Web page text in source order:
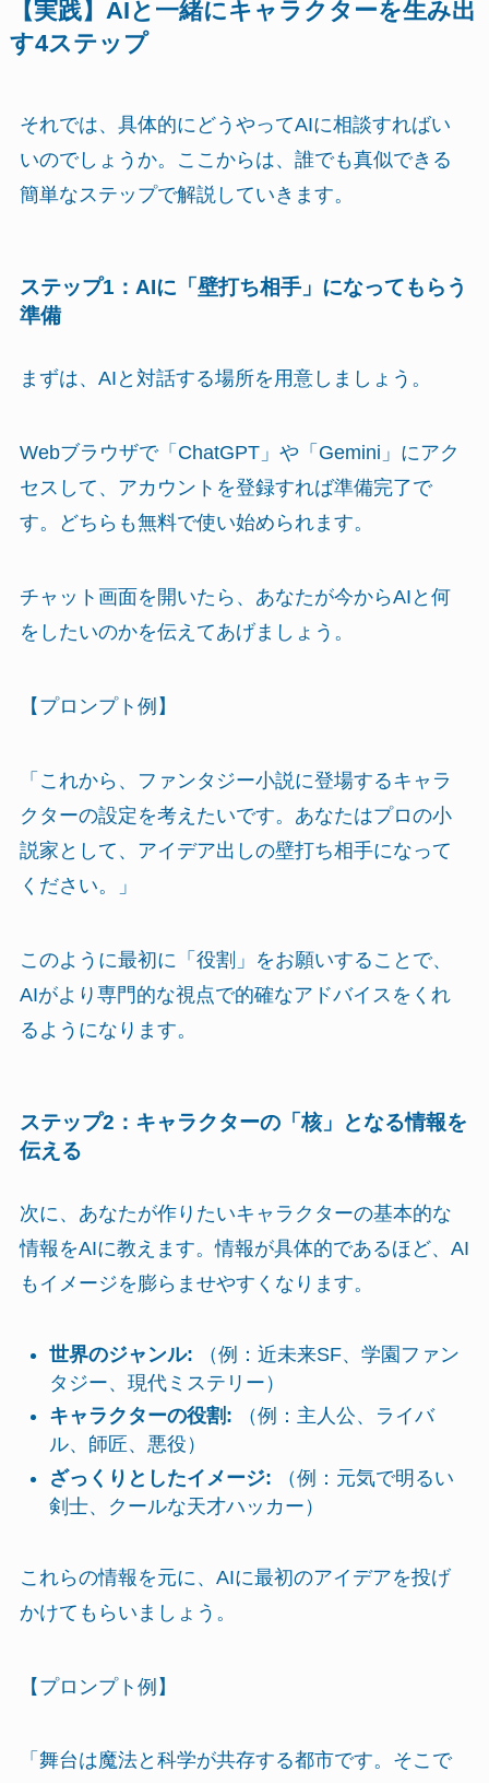
【実践】AIと一緒にキャラクターを生み出
す4ステップ
それでは、具体的にどうやってAIに相談すればい
いのでしょうか。ここからは、誰でも真似できる
簡単なステップで解説していきます。
ステップ1：AIに「壁打ち相手」になってもらう
準備
まずは、AIと対話する場所を用意しましょう。
Webブラウザで「ChatGPT」や「Gemini」にアク
セスして、アカウントを登録すれば準備完了で
す。どちらも無料で使い始められます。
チャット画面を開いたら、あなたが今からAIと何
をしたいのかを伝えてあげましょう。
【プロンプト例】
「これから、ファンタジー小説に登場するキャラ
クターの設定を考えたいです。あなたはプロの小
説家として、アイデア出しの壁打ち相手になって
ください。」
このように最初に「役割」をお願いすることで、
AIがより専門的な視点で的確なアドバイスをくれ
るようになります。
ステップ2：キャラクターの「核」となる情報を
伝える
次に、あなたが作りたいキャラクターの基本的な
情報をAIに教えます。情報が具体的であるほど、AI
もイメージを膨らませやすくなります。
世界のジャンル: （例：近未来SF、学園ファン
タジー、現代ミステリー）
キャラクターの役割: （例：主人公、ライバ
ル、師匠、悪役）
ざっくりとしたイメージ: （例：元気で明るい
剣士、クールな天才ハッカー）
これらの情報を元に、AIに最初のアイデアを投げ
かけてもらいましょう。
【プロンプト例】
「舞台は魔法と科学が共存する都市です。そこで